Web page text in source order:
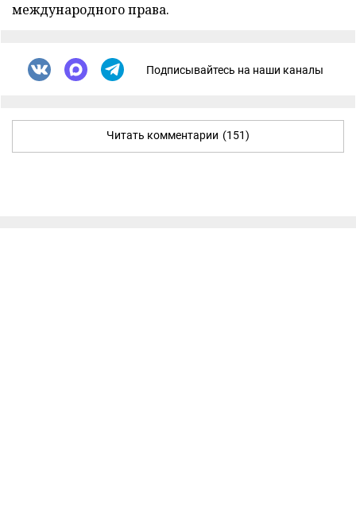
международного права.
Подписывайтесь на наши каналы
Читать комментарии (151)